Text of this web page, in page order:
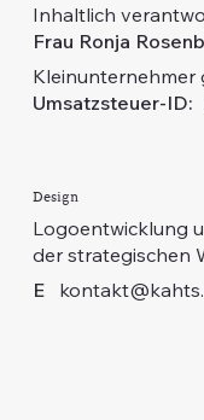
Design
Logoentwicklung
der strategischen
E
Inhaltlich
Frau Ronja
Kleinunternehmer
Umsatzsteuer-